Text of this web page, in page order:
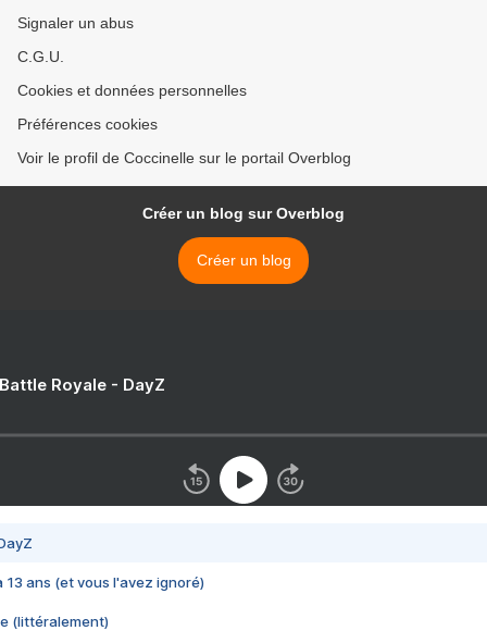
Signaler un abus
C.G.U.
Cookies et données personnelles
Préférences cookies
Voir le profil de Coccinelle sur le portail Overblog
Créer un blog sur Overblog
Créer un blog
Royale - DayZ
13 ans (et vous l'avez ignoré)
(littéralement)